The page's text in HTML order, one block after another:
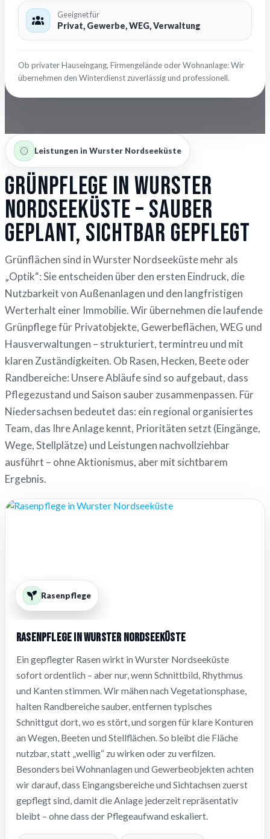
Geeignet für
Privat, Gewerbe, WEG, Verwaltung
Ob privater Hauseingang, Firmengelände oder Wohnanlage: Wir
übernehmen den Winterdienst zuverlässig und professionell.
Leistungen in Wurster Nordseeküste
Grünpflege in Wurster
Nordseeküste – sauber
geplant, sichtbar gepflegt
Grünflächen sind in Wurster Nordseeküste mehr als
„Optik“: Sie entscheiden über den ersten Eindruck, die
Nutzbarkeit von Außenanlagen und den langfristigen
Werterhalt einer Immobilie. Wir übernehmen die laufende
Grünpflege für Privatobjekte, Gewerbeflächen, WEG und
Hausverwaltungen – strukturiert, termintreu und mit
klaren Zuständigkeiten. Ob Rasen, Hecken, Beete oder
Randbereiche: Unsere Abläufe sind so aufgebaut, dass
Pflegezustand und Saison sauber zusammenpassen. Für
Niedersachsen bedeutet das: ein regional organisiertes
Team, das Ihre Anlage kennt, Prioritäten setzt (Eingänge,
Wege, Stellplätze) und Leistungen nachvollziehbar
ausführt – ohne Aktionismus, aber mit sichtbarem
Ergebnis.
Rasenpflege
Rasenpflege in Wurster Nordseeküste
Ein gepflegter Rasen wirkt in Wurster Nordseeküste
sofort ordentlich – aber nur, wenn Schnittbild, Rhythmus
und Kanten stimmen. Wir mähen nach Vegetationsphase,
halten Randbereiche sauber, entfernen typisches
Schnittgut dort, wo es stört, und sorgen für klare Konturen
an Wegen, Beeten und Stellflächen. So bleibt die Fläche
nutzbar, statt „wellig“ zu wirken oder zu verfilzen.
Besonders bei Wohnanlagen und Gewerbeobjekten achten
wir darauf, dass Eingangsbereiche und Sichtachsen zuerst
gepflegt sind, damit die Anlage jederzeit repräsentativ
bleibt – ohne dass der Pflegeaufwand eskaliert.